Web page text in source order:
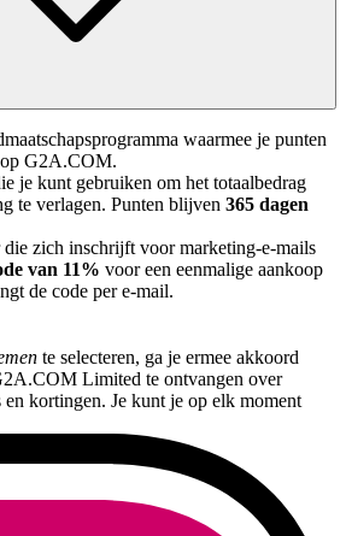
waarmee je punten
G2A.COM.
je kunt gebruiken om het totaalbedrag
te verlagen. Punten blijven 365 dagen
zich inschrijft voor marketing-e-mails
van 11% voor een eenmalige aankoop
de code per e-mail.
te selecteren, ga je ermee akkoord
Limited te ontvangen over
kortingen. Je kunt je op elk moment